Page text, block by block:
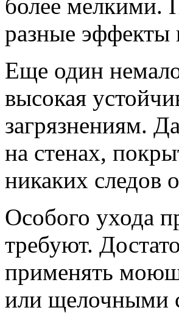
более мелкими.
разные эффекты
Еще один
высокая
загрязнениям.
на стенах,
никаких следов
Особого ухода
требуют.
применять
или щелочными